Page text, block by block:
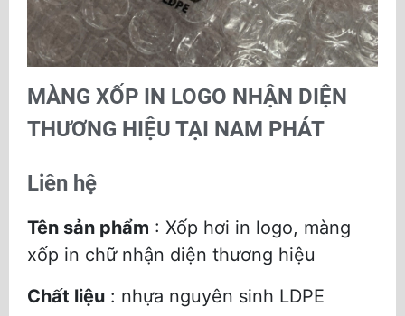
MÀNG XỐP IN LOGO NHẬN DIỆN
THƯƠNG HIỆU TẠI NAM PHÁT
Liên hệ
Tên sản phẩm : Xốp hơi in logo, màng
xốp in chữ nhận diện thương hiệu
Chất liệu : nhựa nguyên sinh LDPE